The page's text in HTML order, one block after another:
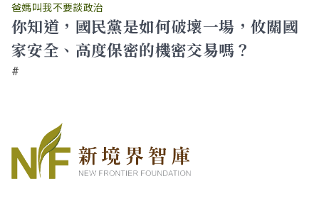
爸媽叫我不要談政治
你知道，國民黨是如何破壞一場，攸關國
家安全、高度保密的機密交易嗎？
#